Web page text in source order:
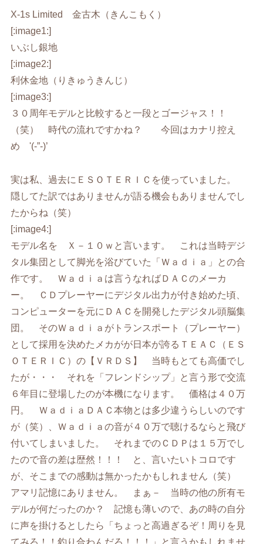
X-1s Limited 金古木（きんこもく）
[:image1:]
いぶし銀地
[:image2:]
利休金地（りきゅうきんじ）
[:image3:]
３０周年モデルと比較すると一段とゴージャス！！
（笑） 時代の流れですかね？ 今回はカナリ控え
め '(-”-)’
実は私、過去にＥＳＯＴＥＲＩＣを使っていました。
隠してた訳ではありませんが語る機会もありませんでし
たからね（笑）
[:image4:]
モデル名を Ｘ－１０ｗと言います。 これは当時デジ
タル集団として脚光を浴びていた「Ｗａｄｉａ」との合
作です。 Ｗａｄｉａは言うなればＤＡＣのメーカ
ー。 ＣＤプレーヤーにデジタル出力が付き始めた頃、
コンピューターを元にＤＡＣを開発したデジタル頭脳集
団。 そのＷａｄｉａがトランスポート（プレーヤー）
として採用を決めたメカがが日本が誇るＴＥＡＣ（ＥＳ
ＯＴＥＲＩＣ）の【ＶＲＤＳ】 当時もとても高価でし
たが・・・ それを「フレンドシップ」と言う形で交流
６年目に登場したのが本機になります。 価格は４０万
円。 ＷａｄｉａＤＡＣ本物とは多少違うらしいのです
が（笑）、Ｗａｄｉａの音が４０万で聴けるならと飛び
付いてしまいました。 それまでのＣＤＰは１５万でし
たので音の差は歴然！！！ と、言いたいトコロです
が、そこまでの感動は無かったかもしれません（笑）
アマリ記憶にありません。 まぁ－ 当時の他の所有モ
デルが何だったのか？ 記憶も薄いので、あの時の自分
に声を掛けるとしたら「ちょっと高過ぎるぞ！周りを見